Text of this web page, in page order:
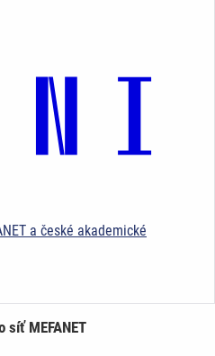
a české akademické
síť MEFANET